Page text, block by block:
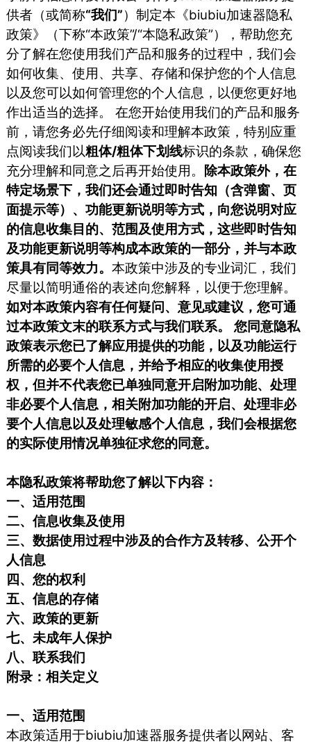
供者（或简称“我们”）制定本《biubiu加速器隐私
政策》（下称“本政策”/“本隐私政策”），帮助您充
分了解在您使用我们产品和服务的过程中，我们会
如何收集、使用、共享、存储和保护您的个人信息
以及您可以如何管理您的个人信息，以便您更好地
作出适当的选择。 在您开始使用我们的产品和服务
前，请您务必先仔细阅读和理解本政策，特别应重
点阅读我们以粗体/粗体下划线标识的条款，确保您
充分理解和同意之后再开始使用。
除本政策外，在
特定场景下，我们还会通过即时告知（含弹窗、页
面提示等）、功能更新说明等方式，向您说明对应
的信息收集目的、范围及使用方式，这些即时告知
及功能更新说明等构成本政策的一部分，并与本政
策具有同等效力。本政策中涉及的专业词汇，我们
尽量以简明通俗的表述向您解释，以便于您理解。
如对本政策内容有任何疑问、意见或建议，您可通
过本政策文末的联系方式与我们联系。
您同意隐私
政策表示您已了解应用提供的功能，以及功能运行
所需的必要个人信息，并给予相应的收集使用授
权，但并不代表您已单独同意开启附加功能、处理
非必要个人信息，相关附加功能的开启、处理非必
要个人信息以及处理敏感个人信息，我们会根据您
的实际使用情况单独征求您的同意。
本隐私政策将帮助您了解以下内容：
一、适用范围
二、信息收集及使用
三、数据使用过程中涉及的合作方及转移、公开个
人信息
四、您的权利
五、信息的存储
六、政策的更新
七、未成年人保护
八、联系我们
附录：相关定义
一、适用范围
本政策适用于biubiu加速器服务提供者以网站、客